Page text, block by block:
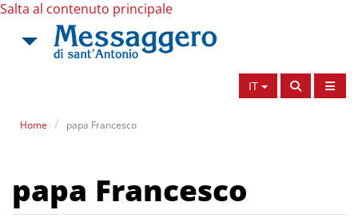
Salta al contenuto principale
IT
Home papa Francesco
papa Francesco